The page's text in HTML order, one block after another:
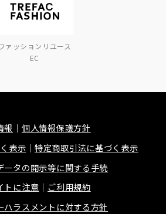
ァッションリユース
EC
報
個人情報保護方針
表示
特定商取引法に基づく表示
ータの開示等に関する手続
トに注意
ご利用規約
ハラスメントに対する方針